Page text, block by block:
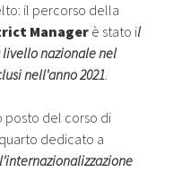
il percorso della
Managerè stato il
nazionale nel
nell'anno 2021.
posto del corso di
dedicato a